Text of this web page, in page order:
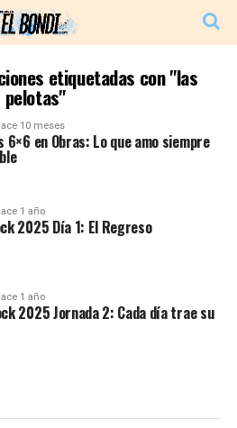
etiquetadas con "las
pelotas"
10 meses
6×6 en Obras: Lo que amo siempre
1 año
2025 Día 1: El Regreso
1 año
2025 Jornada 2: Cada día trae su